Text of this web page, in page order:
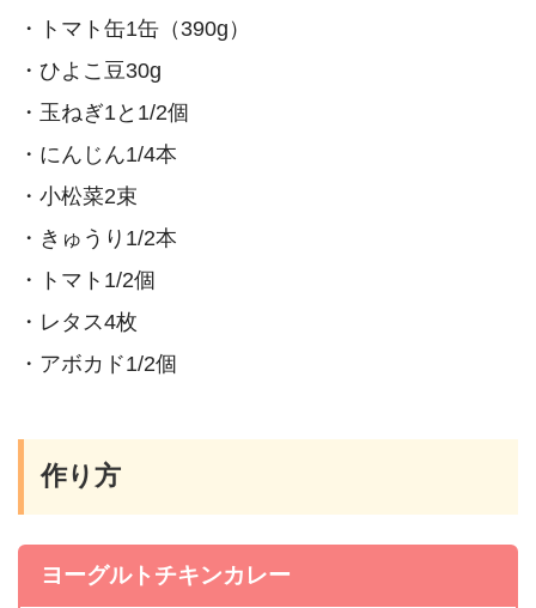
・トマト缶1缶（390g）
・ひよこ豆30g
・玉ねぎ1と1/2個
・にんじん1/4本
・小松菜2束
・きゅうり1/2本
・トマト1/2個
・レタス4枚
・アボカド1/2個
作り方
ヨーグルトチキンカレー